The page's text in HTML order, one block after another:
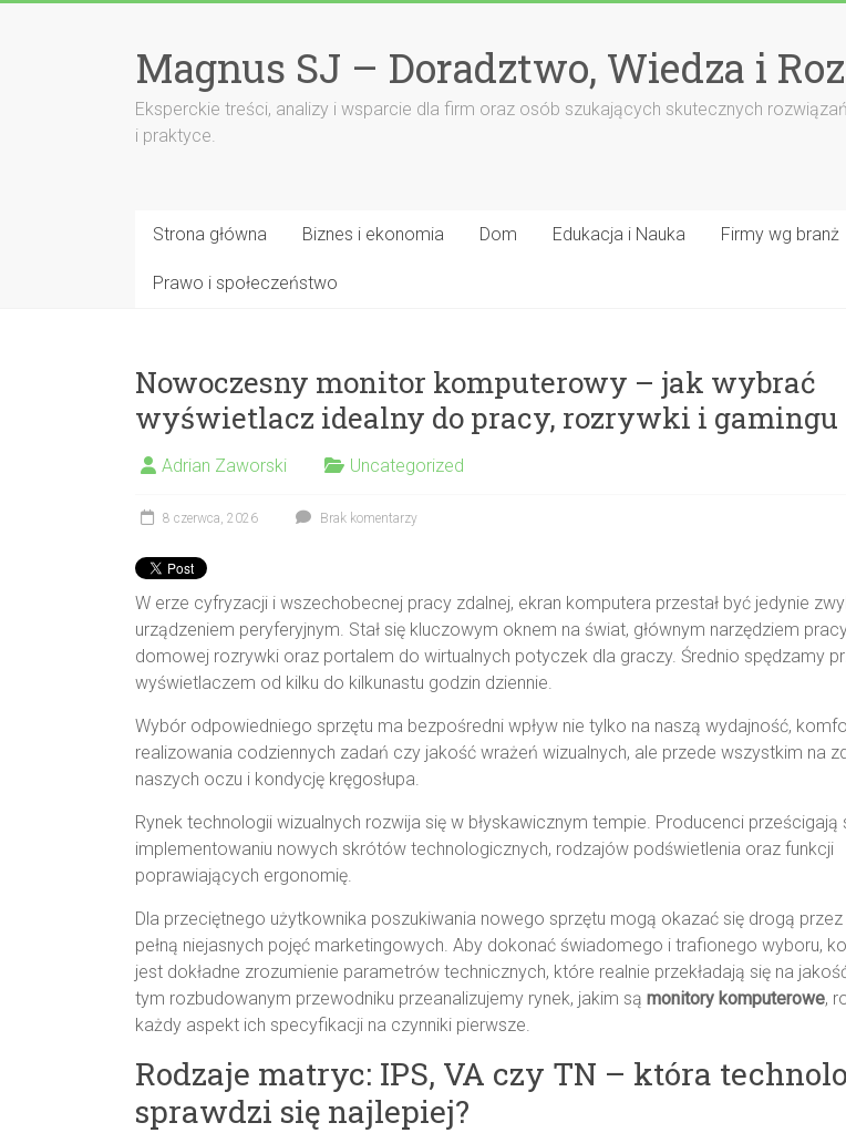
Magnus SJ – Doradztwo, Wiedza i
Eksperckie treści, analizy i wsparcie dla firm oraz osób szukających skutecznych
i praktyce.
Strona główna Biznes i ekonomia Dom Edukacja i Nauka Firmy wg branż
Prawo i społeczeństwo
Nowoczesny monitor komputerowy – jak wybrać
wyświetlacz idealny do pracy, rozrywki i gamingu
Adrian Zaworski Uncategorized
8 czerwca, 2026 Brak komentarzy
W erze cyfryzacji i wszechobecnej pracy zdalnej, ekran komputera przestał być jedynie
urządzeniem peryferyjnym. Stał się kluczowym oknem na świat, głównym narzędziem
domowej rozrywki oraz portalem do wirtualnych potyczek dla graczy. Średnio spędzamy
wyświetlaczem od kilku do kilkunastu godzin dziennie.
Wybór odpowiedniego sprzętu ma bezpośredni wpływ nie tylko na naszą wydajność,
realizowania codziennych zadań czy jakość wrażeń wizualnych, ale przede wszystkim na
naszych oczu i kondycję kręgosłupa.
Rynek technologii wizualnych rozwija się w błyskawicznym tempie. Producenci prześcigają
implementowaniu nowych skrótów technologicznych, rodzajów podświetlenia oraz funkcji
poprawiających ergonomię.
Dla przeciętnego użytkownika poszukiwania nowego sprzętu mogą okazać się drogą przez
pełną niejasnych pojęć marketingowych. Aby dokonać świadomego i trafionego wyboru,
jest dokładne zrozumienie parametrów technicznych, które realnie przekładają się na
tym rozbudowanym przewodniku przeanalizujemy rynek, jakim są monitory komputerowe,
każdy aspekt ich specyfikacji na czynniki pierwsze.
Rodzaje matryc: IPS, VA czy TN – która
sprawdzi się najlepiej?